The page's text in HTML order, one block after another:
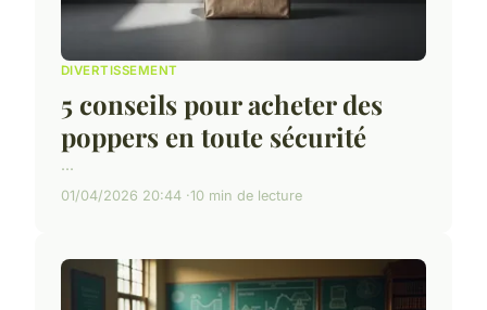
DIVERTISSEMENT
5 conseils pour acheter des
poppers en toute sécurité
...
01/04/2026 20:44 10 min de lecture